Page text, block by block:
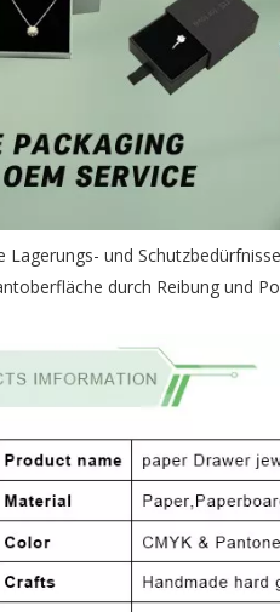
und
durch Reibung und